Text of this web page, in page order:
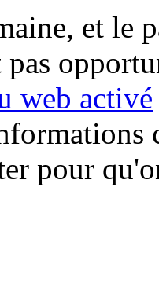
et le
pas
web activé
pour